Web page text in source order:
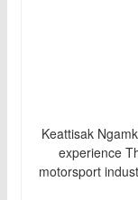
Keattisak
experience
motorsport